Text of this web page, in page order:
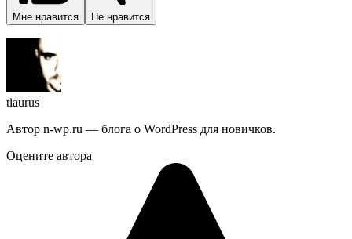
Мне нравится Не нравится
tiaurus
Автор n-wp.ru — блога о WordPress для новичков.
Оцените автора